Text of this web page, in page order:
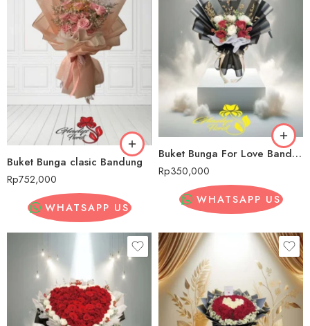
Buket Bunga clasic Bandung
Rp752,000
WHATSAPP US
Buket Bunga For Love Bandung
Rp350,000
WHATSAPP US